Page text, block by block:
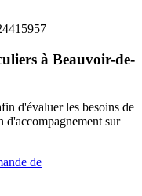
à Beauvoir-de-
d'évaluer les besoins de
d'accompagnement sur
de